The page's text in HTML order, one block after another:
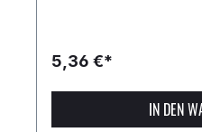
5,36 €*
IN DEN